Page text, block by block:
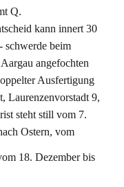
Q.
kann innert 30
schwerde beim
angefochten
Ausfertigung
Laurenzenvorstadt 9,
steht still vom 7.
Ostern, vom
18. Dezember bis